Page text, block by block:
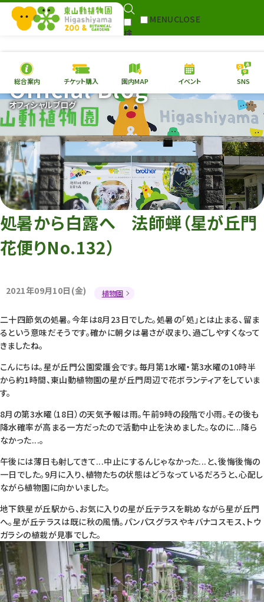
検
MENUCLOSE
本日の開園情報 チケ
園内MAP イベント
総合案内
動物園 植物園
再生プラン
東山動植物園
への支援
環境教育
総合案内 チケット購入 園内MAP イベント SNS
オフィシャルブログ
Official Blog
処暑から白露へ 法師蝉（星が丘門
花便りNo.132）
2021年09月10日(金) 植物園
二十四節気の処暑。今年は8月23日でした。処暑の「処」とは止まる、留ま
るという意味だそうです。確かに朝夕は暑さが収まり、過ごしやすくなって
きましたね。
こんにちは。星が丘門公園愛護会です。毎月第1水曜・第3水曜の10時半
から約1時間、東山動植物園の星が丘門周辺で花ボランティアをしていま
す。
8月の第3水曜（18日）の天気予報は雨。午前9時の段階で小雨。その後も
降水確率が高まる一方だったので活動中止を決めました。なのに...降ら
なかった...。
午後には薄日も射してきて...中止にするんじゃなかった...と、後悔後悔の
一日でした。9月に入り、植物たちの状態はどうなっているだろうと、心配し
ながら植物園に向かいました。
地下鉄星が丘駅から、お気に入りの星が丘テラスを眺めながら星が丘門
へ。星が丘テラスは既に秋の風情。パンパスグラスやキバナコスモス、トウ
ガラシの植栽が見事でした。